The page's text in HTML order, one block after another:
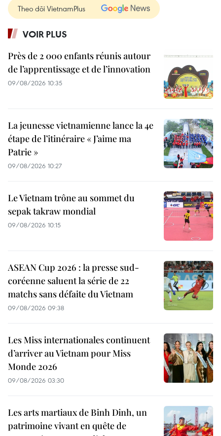
Theo dõi VietnamPlus
VOIR PLUS
Près de 2 000 enfants réunis autour
de l’apprentissage et de l’innovation
09/08/2026 10:35
La jeunesse vietnamienne lance la 4e
étape de l’itinéraire « J’aime ma
Patrie »
09/08/2026 10:27
Le Vietnam trône au sommet du
sepak takraw mondial
09/08/2026 10:15
ASEAN Cup 2026 : la presse sud-
coréenne saluent la série de 22
matchs sans défaite du Vietnam
09/08/2026 09:38
Les Miss internationales continuent
d’arriver au Vietnam pour Miss
Monde 2026
09/08/2026 03:30
Les arts martiaux de Binh Dinh, un
patrimoine vivant en quête de